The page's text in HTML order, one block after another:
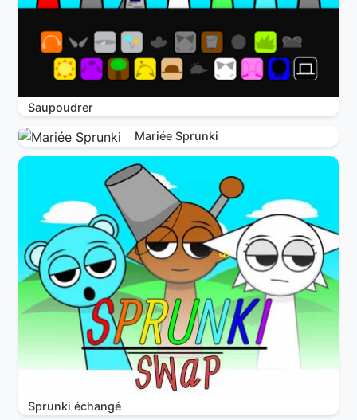
Saupoudrer
Mariée Sprunki
Sprunki échangé